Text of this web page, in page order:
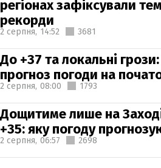
регіонах зафіксували
рекорди
2 серпня, 14:52 3681
До +37 та локальні
прогноз погоди на
2 серпня, 08:00 1793
Дощитиме лише на
+35: яку погоду
2 серпня, 06:57 2698